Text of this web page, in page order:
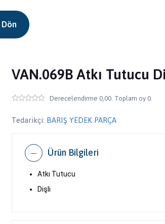
Dön
VAN.069B Atkı Tutucu
Derecelendirme 0,00. Toplam oy 0.
Tedarikçi: BARIŞ YEDEK PARÇA
Ürün Bilgileri
Atkı Tutucu
​Dişli